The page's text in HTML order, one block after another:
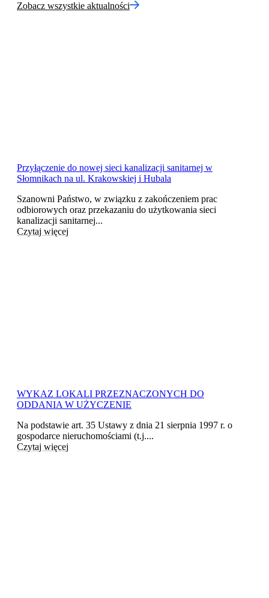
Zobacz wszystkie aktualności
Przyłączenie do nowej sieci kanalizacji sanitarnej w
Słomnikach na ul. Krakowskiej i Hubala
Szanowni Państwo, w związku z zakończeniem prac
odbiorowych oraz przekazaniu do użytkowania sieci
kanalizacji sanitarnej...
Czytaj więcej
WYKAZ LOKALI PRZEZNACZONYCH DO
ODDANIA W UŻYCZENIE
Na podstawie art. 35 Ustawy z dnia 21 sierpnia 1997 r. o
gospodarce nieruchomościami (t.j....
Czytaj więcej